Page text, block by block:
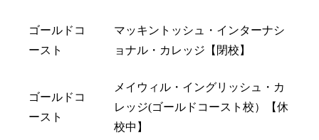
ゴールドコ
ースト
マッキントッシュ・インターナシ
ョナル・カレッジ【閉校】
ゴールドコ
ースト
メイウィル・イングリッシュ・カ
レッジ(ゴールドコースト校）【休
校中】